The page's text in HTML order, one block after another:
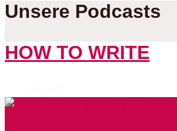
Unsere Podcasts
HOW TO WRITE